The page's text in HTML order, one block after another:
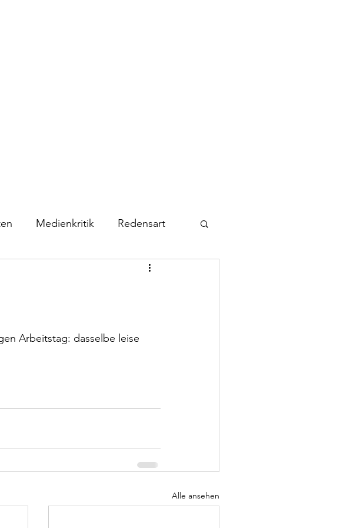
Medienkritik Redensart
Arbeitstag: dasselbe leise
Alle ansehen